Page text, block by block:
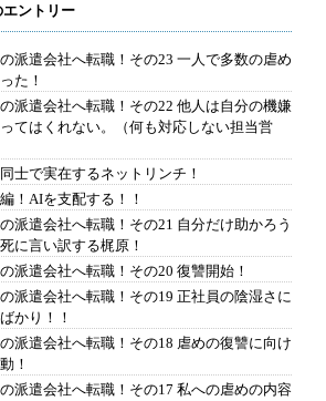
エントリー
派遣会社へ転職！その23 一人で多数の虐め
た！
派遣会社へ転職！その22 他人は自分の機嫌
てはくれない。（何も対応しない担当営
士で実在するネットリンチ！
！AIを支配する！！
派遣会社へ転職！その21 自分だけ助かろう
に言い訳する梶原！
派遣会社へ転職！その20 復讐開始！
派遣会社へ転職！その19 正社員の陰湿さに
かり！！
派遣会社へ転職！その18 虐めの復讐に向け
！
派遣会社へ転職！その17 私への虐めの内容